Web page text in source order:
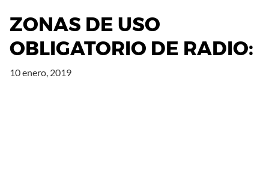
ZONAS DE USO
OBLIGATORIO DE RADIO:
10 enero, 2019